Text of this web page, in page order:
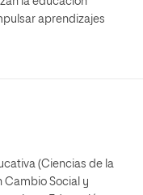
aprendizajes
(Ciencias de la
Cambio Social y